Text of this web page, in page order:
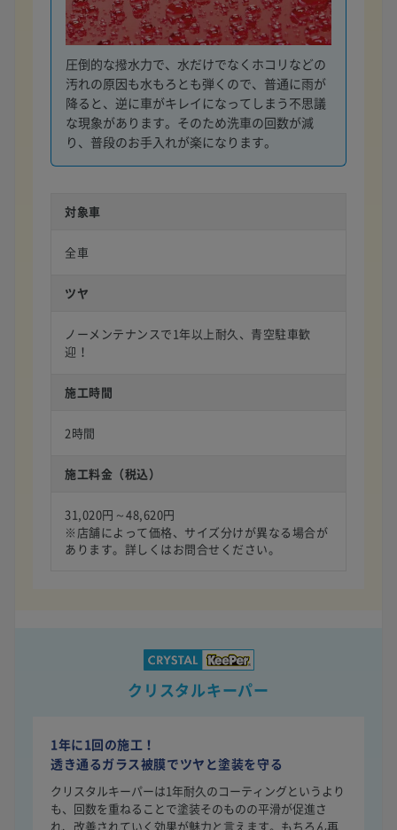
圧倒的な撥水力で、水だけでなくホコリなどの
汚れの原因も水もろとも弾くので、普通に雨が
降ると、逆に車がキレイになってしまう不思議
な現象があります。そのため洗車の回数が減
り、普段のお手入れが楽になります。
対象車
全車
ツヤ
ノーメンテナンスで1年以上耐久、青空駐車歓
迎！
施工時間
2時間
施工料金（税込）
31,020円～48,620円
※店舗によって価格、サイズ分けが異なる場合が
あります。詳しくはお問合せください。
クリスタルキーパー
1年に1回の施工！
透き通るガラス被膜でツヤと塗装を守る
クリスタルキーパーは1年耐久のコーティングというより
も、回数を重ねることで塗装そのものの平滑が促進さ
れ、改善されていく効果が魅力と言えます。もちろん再